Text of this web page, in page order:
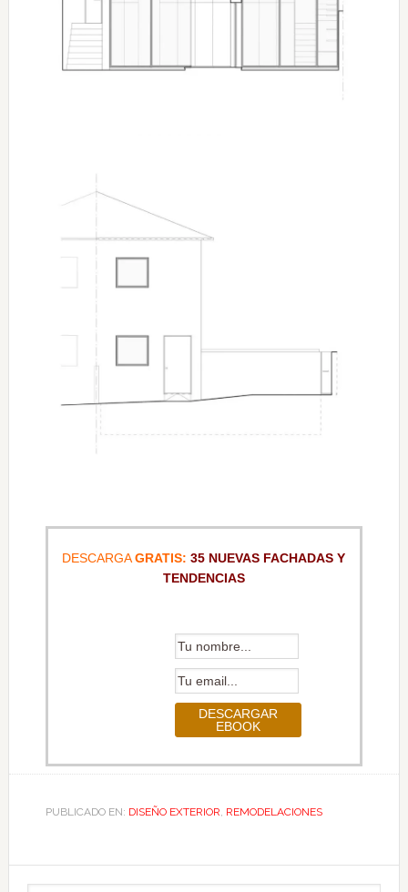
DESCARGAGRATIS: 35 NUEVAS FACHADAS Y
TENDENCIAS
PUBLICADO EN: DISEÑO EXTERIOR, REMODELACIONES
Barra